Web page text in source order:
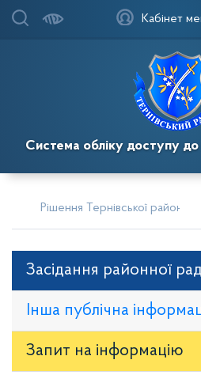
Система обліку доступу до
Кабінет
Рішення Тернівської районної
Засідання районної
Інша публічна
Запит на iнформацію